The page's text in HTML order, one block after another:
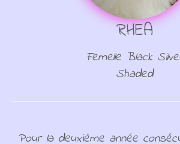
RHEA
Femelle Black
Shaded
Pour la deuxième année